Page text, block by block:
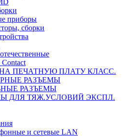
приборы
сборки
НА ПЕЧАТНУЮ ПЛАТУ КЛАСС.
РАЗЪЕМЫ
РАЗЪЕМЫ
ДЛЯ ТЯЖ.УСЛОВИЙ ЭКСПЛ.
и сетевые LAN